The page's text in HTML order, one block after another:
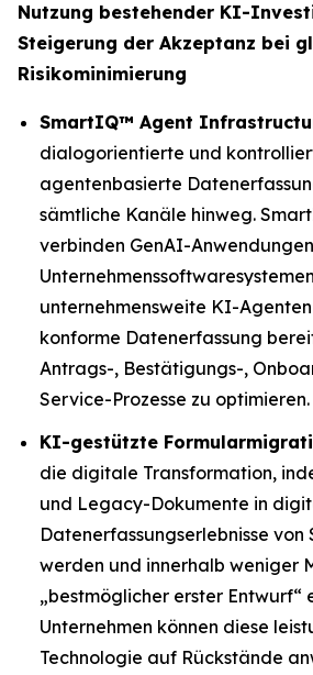
Nutzung bestehender KI-
Steigerung der Akzeptanz bei
Risikominimierung
SmartIQ™ Agent
dialogorientierte und
agentenbasierte
sämtliche Kanäle hinweg.
verbinden GenAI-
unternehmensweite KI-
konforme Datenerfassung
Antrags-, Bestätigungs-,
Service-Prozesse zu optimieren.
KI-gestützte
die digitale Transformation,
und Legacy-Dokumente in
Datenerfassungserlebnisse
werden und innerhalb weniger
„bestmöglicher erster Entwurf“
Unternehmen können diese
Technologie auf Rückstände